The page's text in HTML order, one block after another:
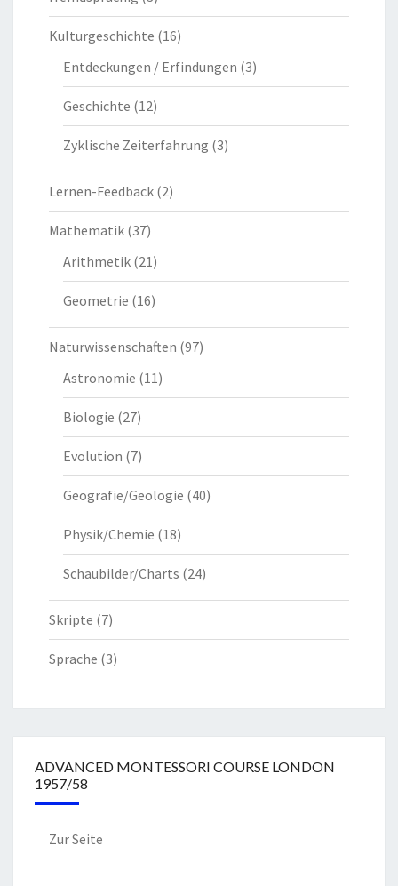
Kulturgeschichte (16)
Entdeckungen / Erfindungen (3)
Geschichte (12)
Zyklische Zeiterfahrung (3)
Lernen-Feedback (2)
Mathematik (37)
Arithmetik (21)
Geometrie (16)
Naturwissenschaften (97)
Astronomie (11)
Biologie (27)
Evolution (7)
Geografie/Geologie (40)
Physik/Chemie (18)
Schaubilder/Charts (24)
Skripte (7)
Sprache (3)
ADVANCED MONTESSORI COURSE LONDON
1957/58
Zur Seite